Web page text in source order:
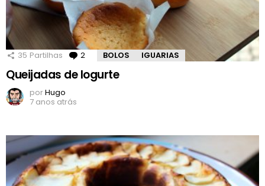
35 Partilhas 2 Comentários
BOLOS IGUARIAS
Queijadas de Iogurte
porHugo
7 anos atrás